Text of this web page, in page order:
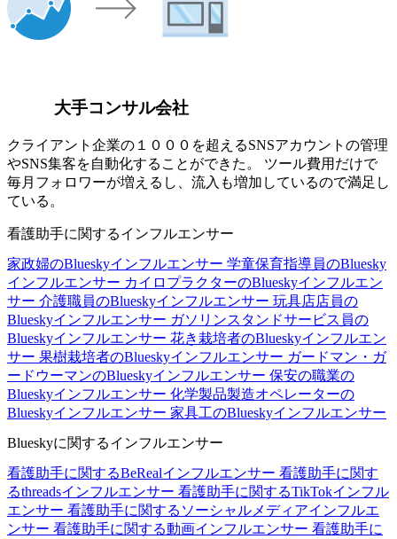
大手コンサル会社
クライアント企業の１０００を超えるSNSアカウントの管理
やSNS集客を自動化することができた。 ツール費用だけで
毎月フォロワーが増えるし、流入も増加しているので満足し
ている。
看護助手に関するインフルエンサー
家政婦のBlueskyインフルエンサー 学童保育指導員のBluesky
インフルエンサー カイロプラクターのBlueskyインフルエン
サー 介護職員のBlueskyインフルエンサー 玩具店店員の
Blueskyインフルエンサー ガソリンスタンドサービス員の
Blueskyインフルエンサー 花き栽培者のBlueskyインフルエン
サー 果樹栽培者のBlueskyインフルエンサー ガードマン・ガ
ードウーマンのBlueskyインフルエンサー 保安の職業の
Blueskyインフルエンサー 化学製品製造オペレーターの
Blueskyインフルエンサー 家具工のBlueskyインフルエンサー
Blueskyに関するインフルエンサー
看護助手に関するBeRealインフルエンサー 看護助手に関す
るthreadsインフルエンサー 看護助手に関するTikTokインフル
エンサー 看護助手に関するソーシャルメディアインフルエ
ンサー 看護助手に関する動画インフルエンサー 看護助手に